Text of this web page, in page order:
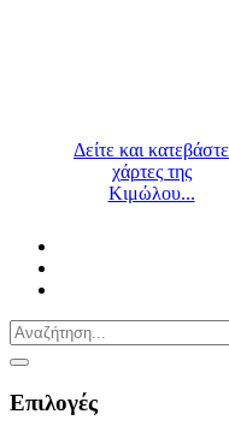
Δείτε και κατεβάστε
χάρτες της
Κιμώλου...
Επιλογές